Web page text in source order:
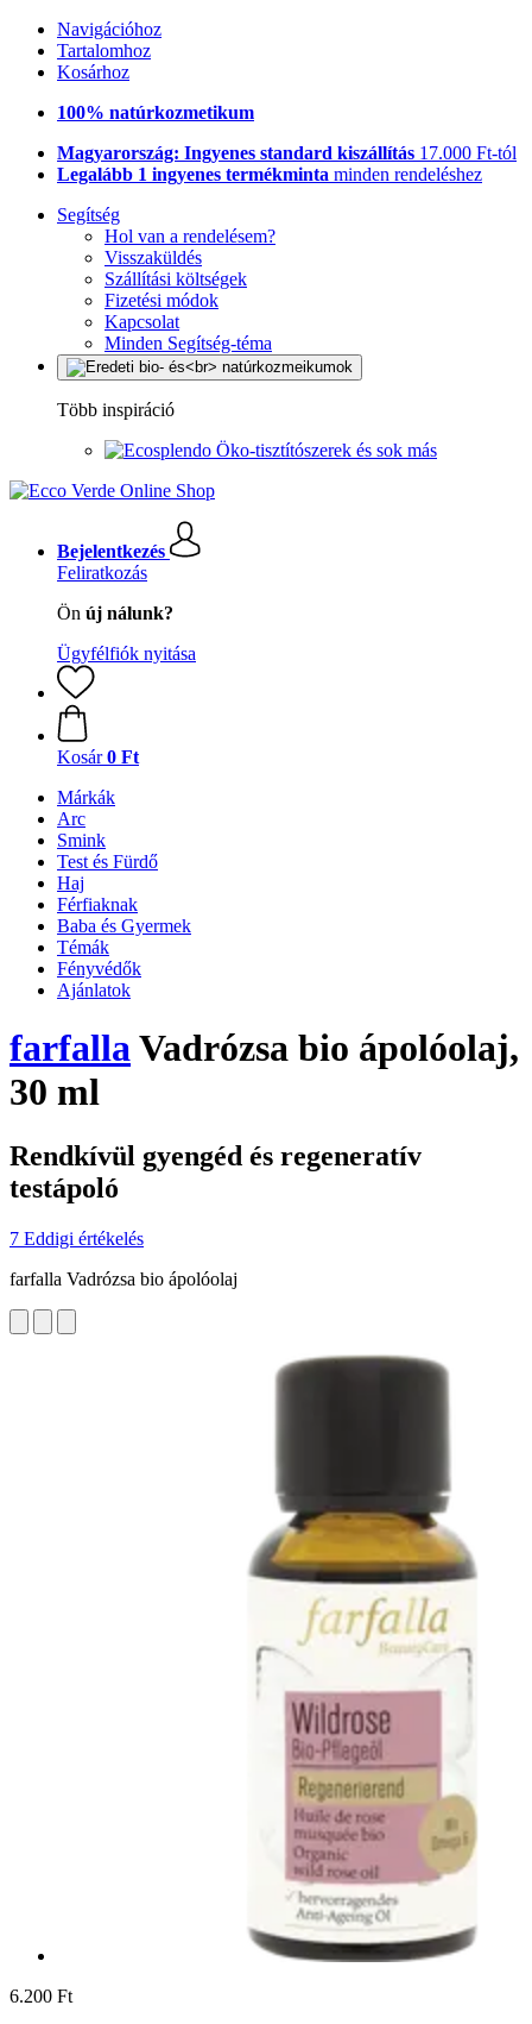
Navigációhoz
Tartalomhoz
Kosárhoz
100% natúrkozmetikum
Magyarország: Ingyenes standard kiszállítás 17.000 Ft-tól
Legalább 1 ingyenes termékminta minden rendeléshez
Segítség
Hol van a rendelésem?
Visszaküldés
Szállítási költségek
Fizetési módok
Kapcsolat
Minden Segítség-téma
Több inspiráció
Öko-tisztítószerek és sok más
Bejelentkezés
Feliratkozás
Ön új nálunk?
Ügyfélfiók nyitása
Kosár 0 Ft
Márkák
Arc
Smink
Test és Fürdő
Haj
Férfiaknak
Baba és Gyermek
Témák
Fényvédők
Ajánlatok
farfallaVadrózsa bio ápolóolaj,
30 ml
Rendkívül gyengéd és regeneratív
testápoló
7 Eddigi értékelés
farfalla Vadrózsa bio ápolóolaj
6.200 Ft